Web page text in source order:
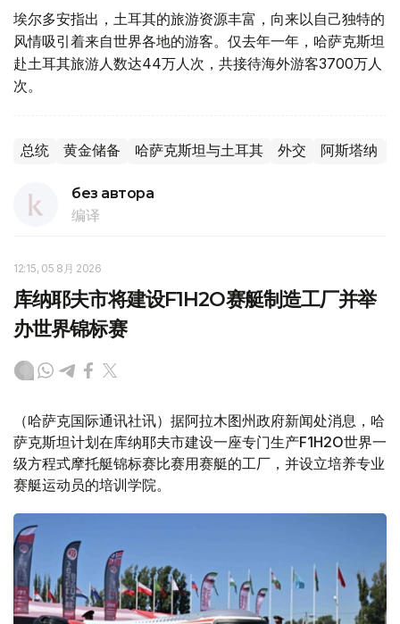
埃尔多安指出，土耳其的旅游资源丰富，向来以自己独特的
风情吸引着来自世界各地的游客。仅去年一年，哈萨克斯坦
赴土耳其旅游人数达44万人次，共接待海外游客3700万人
次。
总统 黄金储备 哈萨克斯坦与土耳其 外交 阿斯塔纳
без автора
编译
12:15, 05 8月 2026
库纳耶夫市将建设F1H2O赛艇制造工厂并举
办世界锦标赛
（哈萨克国际通讯社讯）据阿拉木图州政府新闻处消息，哈
萨克斯坦计划在库纳耶夫市建设一座专门生产F1H2O世界一
级方程式摩托艇锦标赛比赛用赛艇的工厂，并设立培养专业
赛艇运动员的培训学院。